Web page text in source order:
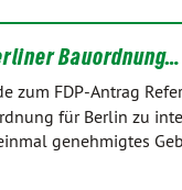
Bauordnung…
zum FDP-Antrag
für Berlin zu
genehmigtes